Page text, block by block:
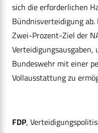
sich die erforderlichen
Bündnisverteidigung
Zwei-Prozent-Ziel der
Bundeswehr mit einer
Vollausstattung zu
FDP,